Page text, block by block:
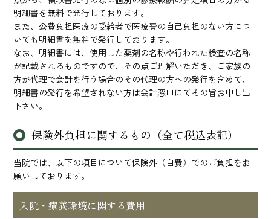
明細書を無料で発行しております。
また、公費負担医療の受給者で医療費の自己負担のない方につ
いても明細書を無料で発行しております。
なお、明細書には、使用した薬剤の名称や行われた検査の名称
が記載されるものですので、その点ご理解いただき、ご家族の
方が代理で会計を行う場合のその代理の方への発行を含めて、
明細書の発行を希望されない方は会計窓口にてその旨お申し出
下さい。
保険外負担に関するもの（全て税込表記）
当院では、以下の項目について保険外（自費）でのご負担をお
願いしております。
入院・療養環境に関する費用